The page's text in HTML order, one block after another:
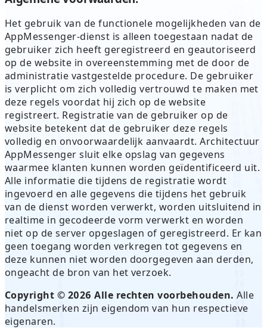
Het gebruik van de functionele mogelijkheden van de
AppMessenger-dienst is alleen toegestaan nadat de
gebruiker zich heeft geregistreerd en geautoriseerd
op de website in overeenstemming met de door de
administratie vastgestelde procedure. De gebruiker
is verplicht om zich volledig vertrouwd te maken met
deze regels voordat hij zich op de website
registreert. Registratie van de gebruiker op de
website betekent dat de gebruiker deze regels
volledig en onvoorwaardelijk aanvaardt. Architectuur
AppMessenger sluit elke opslag van gegevens
waarmee klanten kunnen worden geïdentificeerd uit.
Alle informatie die tijdens de registratie wordt
ingevoerd en alle gegevens die tijdens het gebruik
van de dienst worden verwerkt, worden uitsluitend in
realtime in gecodeerde vorm verwerkt en worden
niet op de server opgeslagen of geregistreerd. Er kan
geen toegang worden verkregen tot gegevens en
deze kunnen niet worden doorgegeven aan derden,
ongeacht de bron van het verzoek.
Copyright © 2026 Alle rechten voorbehouden.Alle
handelsmerken zijn eigendom van hun respectieve
eigenaren.